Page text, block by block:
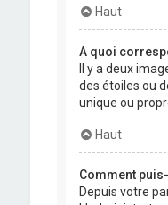
Haut
A quoi
Il y a deux
des étoiles ou
unique ou
Haut
Comment
Depuis votre